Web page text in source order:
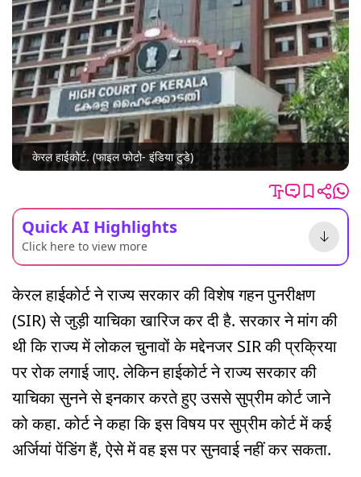
केरल हाईकोर्ट. (फाइल फोटो- इंडिया टुडे)
Quick AI Highlights
Click here to view more
केरल हाईकोर्ट ने राज्य सरकार की विशेष गहन पुनरीक्षण
(SIR) से जुड़ी याचिका खारिज कर दी है. सरकार ने मांग की
थी कि राज्य में लोकल चुनावों के मद्देनजर SIR की प्रक्रिया
पर रोक लगाई जाए. लेकिन हाईकोर्ट ने राज्य सरकार की
याचिका सुनने से इनकार करते हुए उससे सुप्रीम कोर्ट जाने
को कहा. कोर्ट ने कहा कि इस विषय पर सुप्रीम कोर्ट में कई
अर्जियां पेंडिंग हैं, ऐसे में वह इस पर सुनवाई नहीं कर सकता.